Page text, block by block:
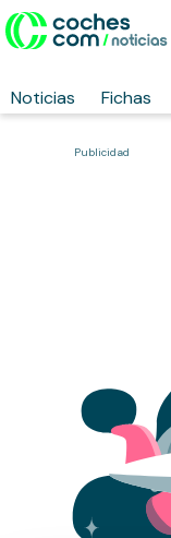
Noticias Fichas
Publicidad